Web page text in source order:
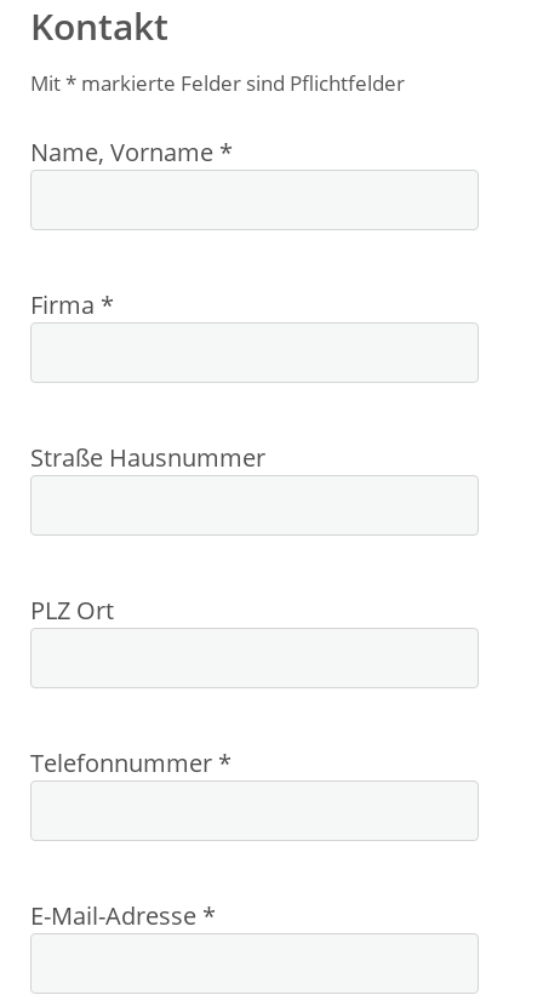
Kontakt
Mit * markierte Felder sind Pflichtfelder
Name, Vorname *
Firma *
Straße Hausnummer
PLZ Ort
Telefonnummer *
E-Mail-Adresse *